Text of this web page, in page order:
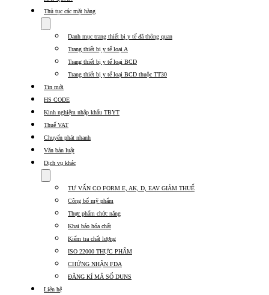
Thủ tục các mặt hàng
submenu
Thủ
tục
mặt
hàng
Danh mục trang thiết bị y tế đã thông quan
Trang thiết bị y tế loại A
Trang thiết bị y tế loại BCD
Trang thiết bị y tế loại BCD thuộc TT30
Tin mới
HS CODE
Kinh nghiệm nhập khẩu TBYT
Thuế VAT
Chuyển phát nhanh
Văn bản luật
Dịch vụ khác
submenu
Dịch
TƯ VẤN CO FORM E, AK, D, EAV GIẢM THUẾ
Công bố mỹ phẩm
Thực phẩm chức năng
Khai báo hóa chất
Kiểm tra chất lượng
ISO 22000 THỰC PHẨM
CHỨNG NHẬN FDA
ĐĂNG KÍ MÃ SỐ DUNS
Liên hệ